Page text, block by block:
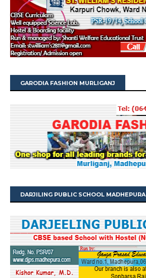
GARODIA FASHION MURLIGANJ
DARJILING PUBLIC SCHOOL MADHEPURA